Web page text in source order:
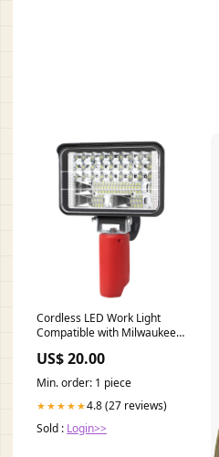
Cordless LED Work Light
Compatible with Milwaukee
32W Portable Flashlight
Battery Powered Flood Light
with 90°Rotatable & 2 Modes
for Indoor Outdoor Camping
Emergency
US$ 20.00
Min. order: 1 piece
★★★★★4.8 (27 reviews)
Sold : Login>>